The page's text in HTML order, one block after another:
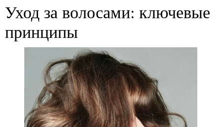
Уход за волосами: ключевые
принципы